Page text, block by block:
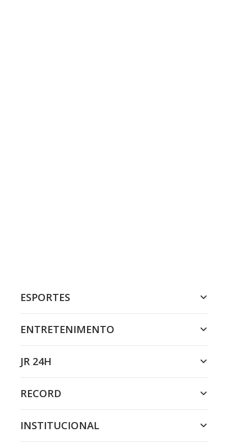
ESPORTES
ENTRETENIMENTO
JR 24H
RECORD
INSTITUCIONAL